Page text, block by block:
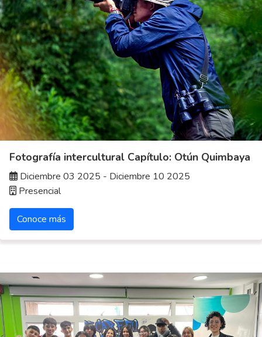
Fotografía intercultural Capítulo: Otún Quimbaya
Diciembre 03 2025 - Diciembre 10 2025
Presencial
Conoce más